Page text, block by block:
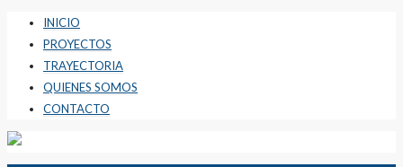
INICIO
PROYECTOS
TRAYECTORIA
QUIENES SOMOS
CONTACTO